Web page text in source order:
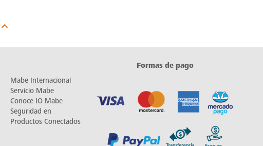
Mabe Internacional
Servicio Mabe
Conoce IO Mabe
Seguridad en
Productos Conectados
Formas de pago